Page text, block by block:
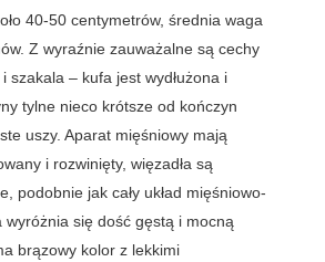
40-50 centymetrów, średnia waga
Z wyraźnie zauważalne są cechy
szakala – kufa jest wydłużona i
tylne nieco krótsze od kończyn
uszy. Aparat mięśniowy mają
i rozwinięty, więzadła są
podobnie jak cały układ mięśniowo-
wyróżnia się dość gęstą i mocną
brązowy kolor z lekkimi